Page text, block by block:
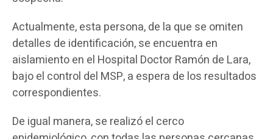
Actualmente, esta persona, de la que se omiten
detalles de identificación, se encuentra en
aislamiento en el Hospital Doctor Ramón de Lara,
bajo el control del MSP, a espera de los resultados
correspondientes.
De igual manera, se realizó el cerco